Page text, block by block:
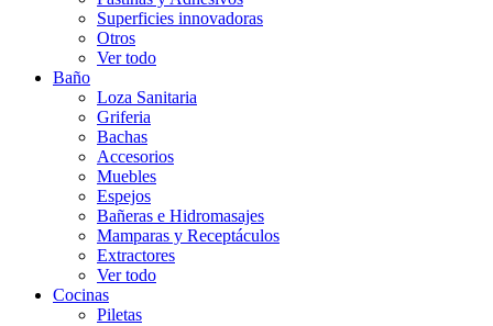
Superficies innovadoras
Otros
Ver todo
Baño
Loza Sanitaria
Griferia
Bachas
Accesorios
Muebles
Espejos
Bañeras e Hidromasajes
Mamparas y Receptáculos
Extractores
Ver todo
Cocinas
Piletas